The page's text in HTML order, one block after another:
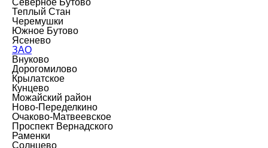
Северное Бутово
Теплый Стан
Черемушки
Южное Бутово
Ясенево
ЗАО
Внуково
Дорогомилово
Крылатское
Кунцево
Можайский район
Ново-Переделкино
Очаково-Матвеевское
Проспект Вернадского
Раменки
Солнцево